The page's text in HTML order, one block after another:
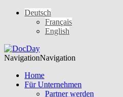
Deutsch
Français
English
NavigationNavigation
Home
Für Unternehmen
Partner werden